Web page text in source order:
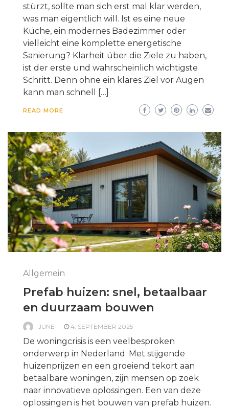
stürzt, sollte man sich erst mal klar werden,
was man eigentlich will. Ist es eine neue
Küche, ein modernes Badezimmer oder
vielleicht eine komplette energetische
Sanierung? Klarheit über die Ziele zu haben,
ist der erste und wahrscheinlich wichtigste
Schritt. Denn ohne ein klares Ziel vor Augen
kann man schnell […]
READ MORE
Allgemein
Prefab huizen: snel, betaalbaar
en duurzaam bouwen
JUNE 4. SEPTEMBER 2025
De woningcrisis is een veelbesproken
onderwerp in Nederland. Met stijgende
huizenprijzen en een groeiend tekort aan
betaalbare woningen, zijn mensen op zoek
naar innovatieve oplossingen. Een van deze
oplossingen is het bouwen van prefab huizen.